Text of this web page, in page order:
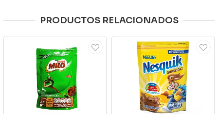
PRODUCTOS RELACIONADOS